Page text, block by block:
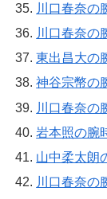
川口春奈の
川口春奈の
東出昌大の
神谷宗幣の
川口春奈の
岩本照の腕
山中柔太朗
川口春奈の